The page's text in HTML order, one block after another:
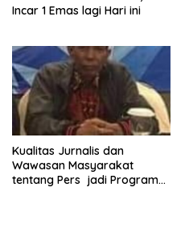
Incar 1 Emas lagi Hari ini
Kualitas Jurnalis dan
Wawasan Masyarakat
tentang Pers jadi Program